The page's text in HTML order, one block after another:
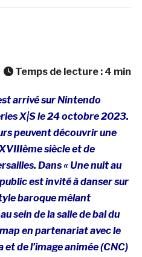
Temps de lecture : 4 min
arrivé sur Nintendo
X|S le 24 octobre 2023.
peuvent découvrir une
siècle et de
Dans « Une nuit au
est invité à danser sur
baroque mêlant
sein de la salle de bal du
en partenariat avec le
de l’image animée (CNC)